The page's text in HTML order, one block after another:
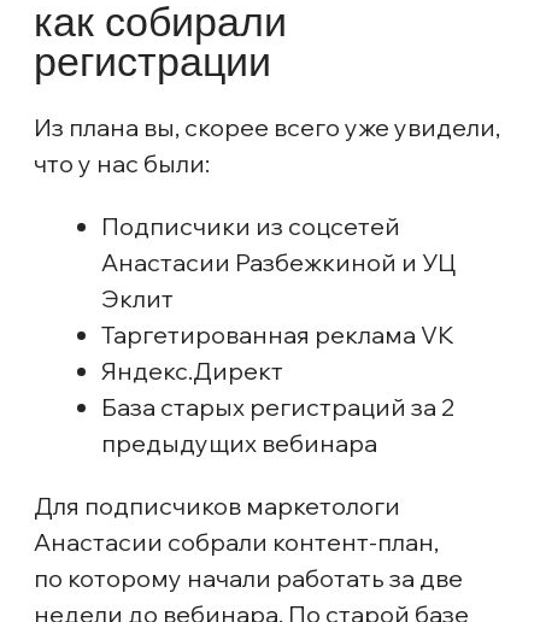
регистрации по средней стоимости
322,58 ₽. План выполнили на 92%.
как работал Яндекс Директ?
На третьем запуске нас были:
понимание, какие аудитории и
офферы дают лучший отклик;
подтверждённая гипотеза о том,
что LAL-сегменты — ключевой
источник регистраций.